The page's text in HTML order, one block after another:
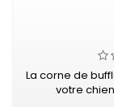
La corne de
votre